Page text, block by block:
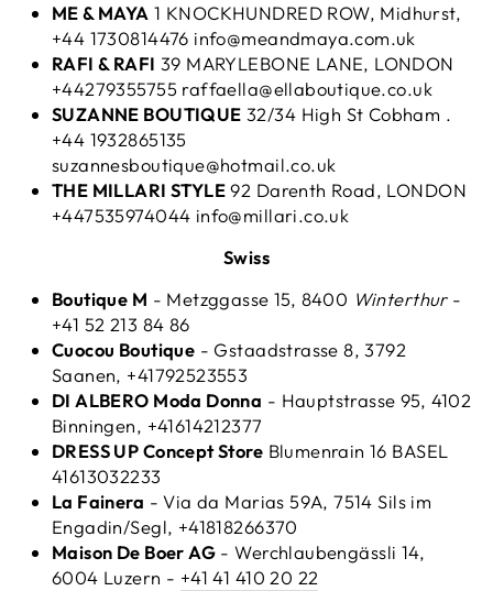
ME & MAYA 1 KNOCKHUNDRED ROW, Midhurst,
+44 1730814476 info@meandmaya.com.uk
RAFI & RAFI 39 MARYLEBONE LANE, LONDON
+44279355755 raffaella@ellaboutique.co.uk
SUZANNE BOUTIQUE 32/34 High St Cobham .
+44 1932865135
suzannesboutique@hotmail.co.uk
THE MILLARI STYLE92 Darenth Road, LONDON
+447535974044 info@millari.co.uk
Swiss
Boutique M - Metzggasse 15, 8400 Winterthur-
+41 52 213 84 86
Cuocou Boutique - Gstaadstrasse 8, 3792
Saanen, +41792523553
DI ALBERO Moda Donna - Hauptstrasse 95, 4102
Binningen, +41614212377
DRESS UP Concept Store Blumenrain 16 BASEL
41613032233
La Fainera - Via da Marias 59A, 7514 Sils im
Engadin/Segl, +41818266370
Maison De Boer AG - Werchlaubengässli 14,
6004 Luzern - +41 41 410 20 22